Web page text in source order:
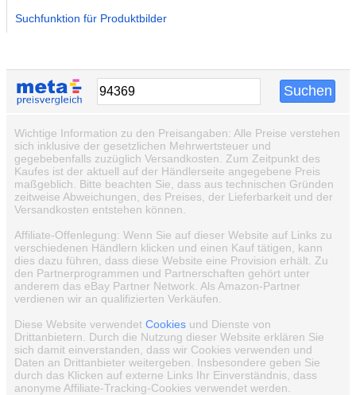
Suchfunktion für Produktbilder
Wichtige Information zu den Preisangaben: Alle Preise verstehen
sich inklusive der gesetzlichen Mehrwertsteuer und
gegebebenfalls zuzüglich Versandkosten. Zum Zeitpunkt des
Kaufes ist der aktuell auf der Händlerseite angegebene Preis
maßgeblich. Bitte beachten Sie, dass aus technischen Gründen
zeitweise Abweichungen, des Preises, der Lieferbarkeit und der
Versandkosten entstehen können.
Affiliate-Offenlegung: Wenn Sie auf dieser Website auf Links zu
verschiedenen Händlern klicken und einen Kauf tätigen, kann
dies dazu führen, dass diese Website eine Provision erhält. Zu
den Partnerprogrammen und Partnerschaften gehört unter
anderem das eBay Partner Network. Als Amazon-Partner
verdienen wir an qualifizierten Verkäufen.
Diese Website verwendet Cookies und Dienste von
Drittanbietern. Durch die Nutzung dieser Website erklären Sie
sich damit einverstanden, dass wir Cookies verwenden und
Daten an Drittanbieter weitergeben. Insbesondere geben Sie
durch das Klicken auf externe Links Ihr Einverständnis, dass
anonyme Affiliate-Tracking-Cookies verwendet werden.